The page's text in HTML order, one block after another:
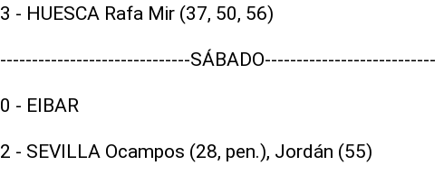
3 - HUESCA Rafa Mir (37, 50, 56)
------------------------------SÁBADO---------------------------
0 - EIBAR
2 - SEVILLA Ocampos (28, pen.), Jordán (55)